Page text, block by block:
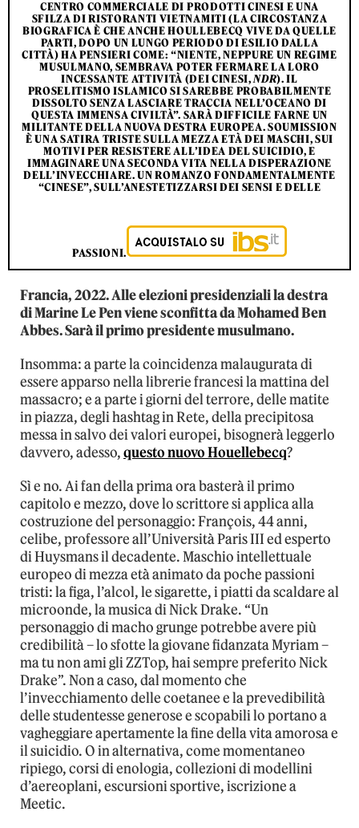
CENTRO COMMERCIALE DI PRODOTTI CINESI E UNA
SFILZA DI RISTORANTI VIETNAMITI (LA CIRCOSTANZA
BIOGRAFICA È CHE ANCHE HOULLEBECQ VIVE DA QUELLE
PARTI, DOPO UN LUNGO PERIODO DI ESILIO DALLA
CITTÀ) HA PENSIERI COME: “NIENTE, NEPPURE UN REGIME
MUSULMANO, SEMBRAVA POTER FERMARE LA LORO
INCESSANTE ATTIVITÀ (DEI CINESI,NDR). IL
PROSELITISMO ISLAMICO SI SAREBBE PROBABILMENTE
DISSOLTO SENZA LASCIARE TRACCIA NELL’OCEANO DI
QUESTA IMMENSA CIVILTÀ”. SARÀ DIFFICILE FARNE UN
MILITANTE DELLA NUOVA DESTRA EUROPEA. SOUMISSION
È UNA SATIRA TRISTE SULLA MEZZA ETÀ DEI MASCHI, SUI
MOTIVI PER RESISTERE ALL’IDEA DEL SUICIDIO, E
IMMAGINARE UNA SECONDA VITA NELLA DISPERAZIONE
DELL’INVECCHIARE. UN ROMANZO FONDAMENTALMENTE
“CINESE”, SULL’ANESTETIZZARSI DEI SENSI E DELLE
PASSIONI.
Francia, 2022. Alle elezioni presidenziali la destra
di Marine Le Pen viene sconfitta da Mohamed Ben
Abbes. Sarà il primo presidente musulmano.
Insomma: a parte la coincidenza malaugurata di
essere apparso nella librerie francesi la mattina del
massacro; e a parte i giorni del terrore, delle matite
in piazza, degli hashtag in Rete, della precipitosa
messa in salvo dei valori europei, bisognerà leggerlo
davvero, adesso,questo nuovo Houellebecq?
Sì e no. Ai fan della prima ora basterà il primo
capitolo e mezzo, dove lo scrittore si applica alla
costruzione del personaggio: François, 44 anni,
celibe, professore all’Università Paris III ed esperto
di Huysmans il decadente. Maschio intellettuale
europeo di mezza età animato da poche passioni
tristi: la figa, l’alcol, le sigarette, i piatti da scaldare al
microonde, la musica di Nick Drake. “Un
personaggio di macho grunge potrebbe avere più
credibilità – lo sfotte la giovane fidanzata Myriam –
ma tu non ami gli ZZTop, hai sempre preferito Nick
Drake”. Non a caso, dal momento che
l’invecchiamento delle coetanee e la prevedibilità
delle studentesse generose e scopabili lo portano a
vagheggiare apertamente la fine della vita amorosa e
il suicidio. O in alternativa, come momentaneo
ripiego, corsi di enologia, collezioni di modellini
d’aereoplani, escursioni sportive, iscrizione a
Meetic.